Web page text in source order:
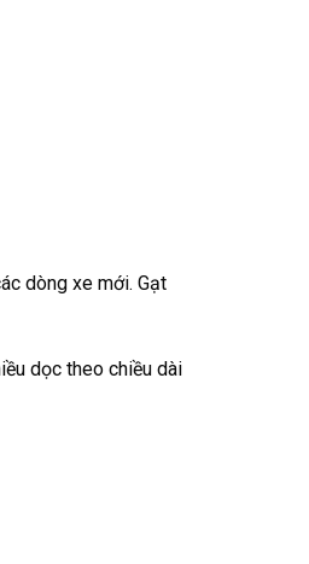
dòng xe mới. Gạt
dọc theo chiều dài